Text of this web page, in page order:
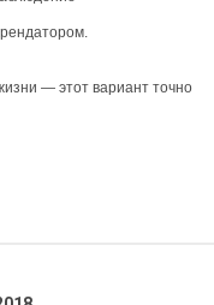
— этот вариант точно